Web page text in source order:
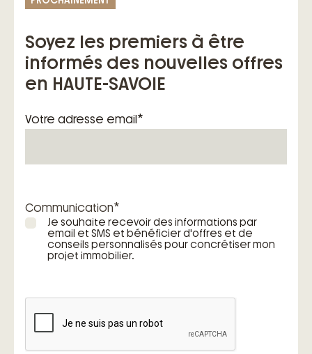
– Des garanties exclusives du contrat de
Soyez les premiers à être
informés des nouvelles offres
en HAUTE-SAVOIE
Votre adresse email *
Communication*
Je souhaite recevoir des informations par
email et SMS et bénéficier d'offres et de
conseils personnalisés pour concrétiser mon
projet immobilier.